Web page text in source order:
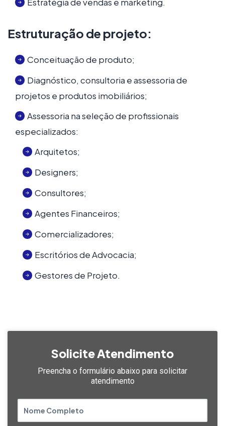
Estruturação de projeto:
Conceituação de produto;
Diagnóstico, consultoria e assessoria de
projetos e produtos imobiliários;
Assessoria na seleção de profissionais
especializados:
Arquitetos;
Designers;
Consultores;
Agentes Financeiros;
Comercializadores;
Escritórios de Advocacia;
Gestores de Projeto.
Solicite Atendimento
Preencha o formulário abaixo para solicitar
atendimento